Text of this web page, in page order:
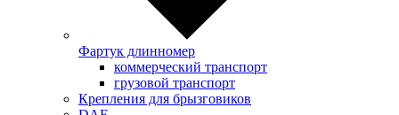
Фартук длинномер
коммерческий транспорт
грузовой транспорт
Крепления для брызговиков